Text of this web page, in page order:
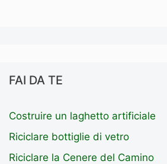
FAI DA TE
Costruire un laghetto artificiale
Riciclare bottiglie di vetro
Riciclare la Cenere del Camino